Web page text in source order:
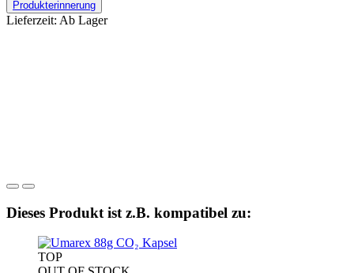
Produkterinnerung
Lieferzeit: Ab Lager
Dieses Produkt ist z.B. kompatibel zu:
TOP